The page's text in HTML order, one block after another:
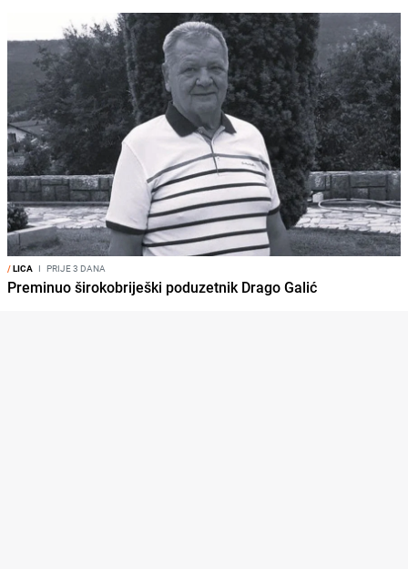
/LICA I PRIJE 3 DANA
Preminuo širokobriješki poduzetnik Drago Galić